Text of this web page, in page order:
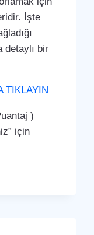
İşte
detaylı bir
TIKLAYIN
)
için